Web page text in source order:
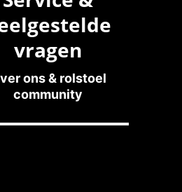
vragen
ons & rolstoel
community